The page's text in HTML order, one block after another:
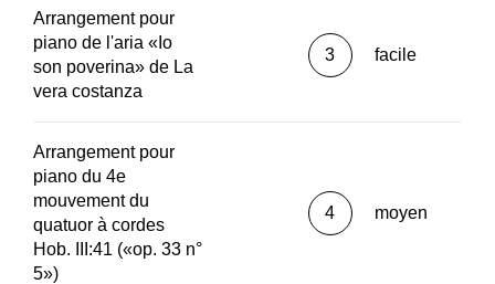
Arrangement pour
piano de l'aria «Io
son poverina» de La
vera costanza
3 facile
Arrangement pour
piano du 4e
mouvement du
quatuor à cordes
Hob. III:41 («op. 33 n°
5»)
4 moyen